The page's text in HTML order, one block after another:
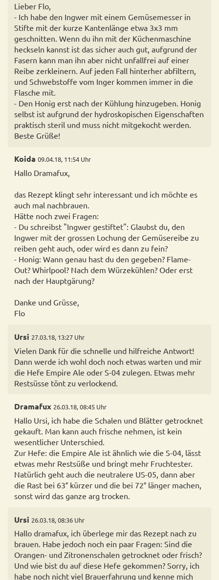
Lieber Flo,
- Ich habe den Ingwer mit einem Gemüsemesser in
Stifte mit der kurze Kantenlänge etwa 3x3 mm
geschnitten. Wenn du ihn mit der Küchenmaschine
heckseln kannst ist das sicher auch gut, aufgrund der
Fasern kann man ihn aber nicht unfallfrei auf einer
Reibe zerkleinern. Auf jeden Fall hinterher abfiltern,
und Schwebstoffe vom Inger kommen immer in die
Flasche mit.
- Den Honig erst nach der Kühlung hinzugeben. Honig
selbst ist aufgrund der hydroskopischen Eigenschaften
praktisch steril und muss nicht mitgekocht werden.
Beste Grüße!
Koida 09.04.18, 11:54 Uhr
Hallo Dramafux,
das Rezept klingt sehr interessant und ich möchte es
auch mal nachbrauen.
Hätte noch zwei Fragen:
- Du schreibst "Ingwer gestiftet": Glaubst du, den
Ingwer mit der grossen Lochung der Gemüsereibe zu
reiben geht auch, oder wird es dann zu fein?
- Honig: Wann genau hast du den gegeben? Flame-
Out? Whirlpool? Nach dem Würzekühlen? Oder erst
nach der Hauptgärung?
Danke und Grüsse,
Flo
Ursi 27.03.18, 13:27 Uhr
Vielen Dank für die schnelle und hilfreiche Antwort!
Dann werde ich wohl doch noch etwas warten und mir
die Hefe Empire Ale oder S-04 zulegen. Etwas mehr
Restsüsse tönt zu verlockend.
Dramafux 26.03.18, 08:45 Uhr
Hallo Ursi, ich habe die Schalen und Blätter getrocknet
gekauft. Man kann auch frische nehmen, ist kein
wesentlicher Unterschied.
Zur Hefe: die Empire Ale ist ähnlich wie die S-04, lässt
etwas mehr Restsüße und bringt mehr Fruchtester.
Natürlich geht auch die neutralere US-05, dann aber
die Rast bei 63° kürzer und die bei 72° länger machen,
sonst wird das ganze arg trocken.
Ursi 26.03.18, 08:36 Uhr
Hallo dramafux, ich überlege mir das Rezept nach zu
brauen. Habe jedoch noch ein paar Fragen: Sind die
Orangen- und Zitronenschalen getrocknet oder frisch?
Und wie bist du auf diese Hefe gekommen? Sorry, ich
habe noch nicht viel Brauerfahrung und kenne mich